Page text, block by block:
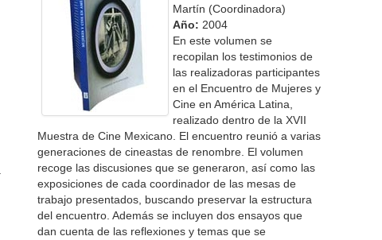
Martín (Coordinadora)
Año: 2004
En este volumen se
recopilan los testimonios de
las realizadoras participantes
en el Encuentro de Mujeres y
Cine en América Latina,
realizado dentro de la XVII
Muestra de Cine Mexicano. El encuentro reunió a varias
generaciones de cineastas de renombre. El volumen
recoge las discusiones que se generaron, así como las
exposiciones de cada coordinador de las mesas de
trabajo presentados, buscando preservar la estructura
del encuentro. Además se incluyen dos ensayos que
dan cuenta de las reflexiones y temas que se